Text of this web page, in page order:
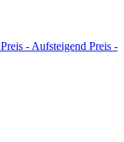
Preis - Aufsteigend Preis -